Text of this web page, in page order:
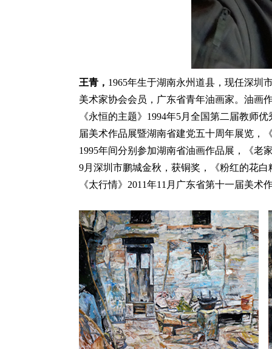
王青， 1965年生于湖南永州道县，现任深圳
美术家协会会员，广东省青年油画家。油画
《永恒的主题》1994年5月全国第二届教师
届美术作品展暨湖南省建党五十周年展览，
1995年间分别参加湖南省油画作品展，《老
9月深圳市鹏城金秋，获铜奖，《粉红的花
《太行情》2011年11月广东省第十一届美术